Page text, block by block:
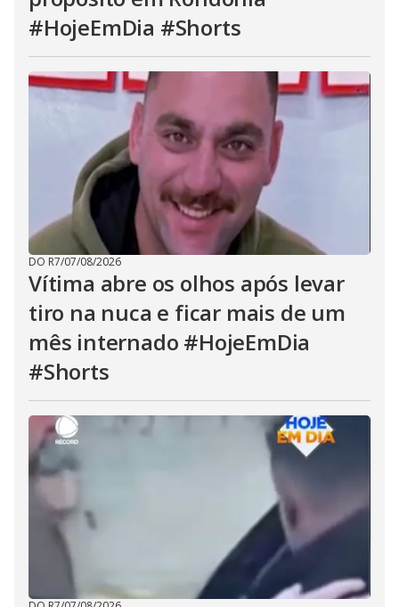
#HojeEmDia #Shorts
DO R7/07/08/2026
Vítima abre os olhos após levar
tiro na nuca e ficar mais de um
mês internado #HojeEmDia
#Shorts